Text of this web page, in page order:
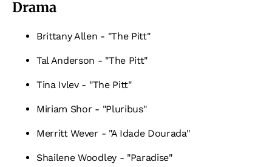
Drama
Brittany Allen - "The Pitt"
Tal Anderson - "The Pitt"
Tina Ivlev - "The Pitt"
Miriam Shor - "Pluribus"
Merritt Wever - "A Idade Dourada"
Shailene Woodley - "Paradise"